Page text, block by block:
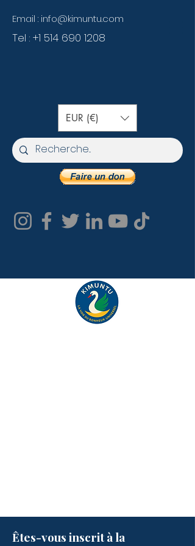
Email : info@kimuntu.com
Tel : +1 514 690 1208
EUR (€)
Êtes-vous inscrit à la